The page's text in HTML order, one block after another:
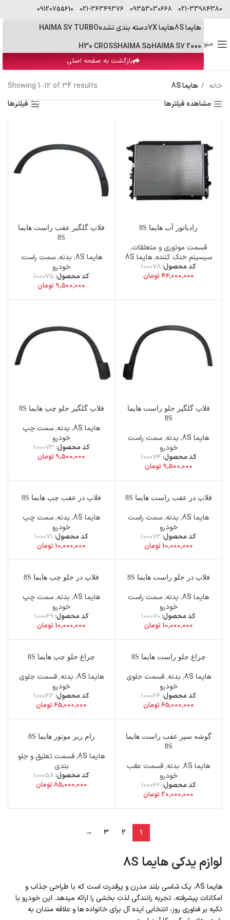
021-33984380
09353030668
021-36349376
09120755610
منو
هایما 8S هایما 7X دسته بندی نشدهHAIMA S7 TURBO
HAIMA S7 2000
HAIMA S5
H30 CROSS
بازگشت به صفحه اصلی
خانه هایما 8S
Showing 1–12 of 34 results
مشاهده فیلترها
فیلترها
رادیاتور آب هایما 8S
قسمت موتوری و متعلقات,
سیسیتم خنک کننده,هایما 8S
کد محصول: 100078
46,000,000 تومان
فلاپ گلگیر عقب راست هایما
8S
هایما 8S , بدنه,سمت راست
خودرو
کد محصول: 100075
9,500,000 تومان
فلاپ گلگیر جلو راست هایما
8S
هایما 8S , بدنه,سمت راست
خودرو
کد محصول: 100074
9,500,000 تومان
فلاپ گلگیر جلو چپ هایما 8S
هایما 8S , بدنه,سمت چپ
خودرو
کد محصول: 100073
9,500,000 تومان
فلاپ در عقب راست هایما 8S
هایما 8S , بدنه,سمت راست
خودرو
کد محصول: 100072
10,000,000 تومان
فلاپ در عقب چپ هایما 8S
هایما 8S , بدنه,سمت چپ
خودرو
کد محصول: 100071
10,000,000 تومان
فلاپ در جلو راست هایما 8S
هایما 8S , بدنه,سمت راست
خودرو
کد محصول: 100070
10,000,000 تومان
فلاپ در جلو چپ هایما 8S
هایما 8S , بدنه,سمت چپ
خودرو
کد محصول:100069
10,000,000 تومان
چراغ جلو راست هایما 8S
هایما 8S , بدنه,قسمت جلوی
خودرو
کد محصول: 100064
65,000,000 تومان
چراغ جلو چپ هایما 8S
هایما 8S , بدنه,قسمت جلوی
خودرو
کد محصول: 100063
65,000,000 تومان
گوشه سپر عقب راست هایما
8S
هایما 8S , بدنه,قسمت عقب
خودرو
کد محصول: 100062
20,000,000 تومان
رام زیر موتور هایما 8S
هایما 8S ,قسمت تعلیق و جلو
بندی
کد محصول: 100058
85,000,000 تومان
۱ ۲ ۳ →
لوازم یدکی هایما 8S
هایما 8S، یک شاسی‌ بلند مدرن و پرقدرت است که با طراحی جذاب و
امکانات پیشرفته، تجربه رانندگی لذت‌ بخشی را ارائه میدهد. این خودرو با
تکیه بر فناوری روز، انتخابی ایده‌ آل برای خانواده‌ ها و علاقه‌ مندان به